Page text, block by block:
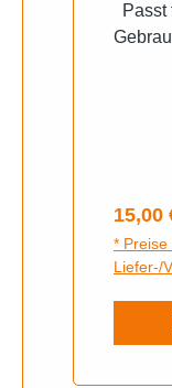
Passt
15,00
* Preise
Liefer-/